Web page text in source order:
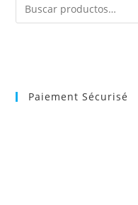
Paiement Sécurisé